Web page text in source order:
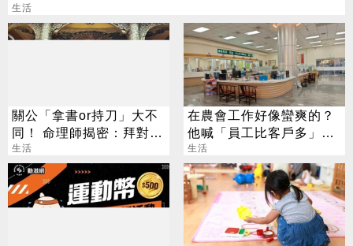
生活
關公「拿書or持刀」大不
同！ 命理師揭密：拜對大
加分、拜錯恐虧本
生活
在農會工作好像蠻爽的？
他喊「員工比客戶多」內
行人曝真相
生活